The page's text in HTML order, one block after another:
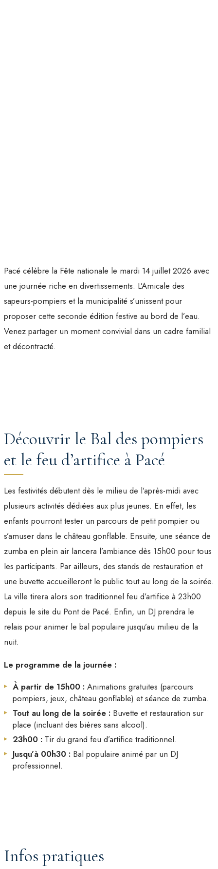
Pacé célèbre la Fête nationale le mardi 14 juillet 2026 avec
une journée riche en divertissements. L’Amicale des
sapeurs-pompiers et la municipalité s’unissent pour
proposer cette seconde édition festive au bord de l’eau.
Venez partager un moment convivial dans un cadre familial
et décontracté.
Découvrir le Bal des pompiers
et le feu d’artifice à Pacé
Les festivités débutent dès le milieu de l’après-midi avec
plusieurs activités dédiées aux plus jeunes. En effet, les
enfants pourront tester un parcours de petit pompier ou
s’amuser dans le château gonflable. Ensuite, une séance de
zumba en plein air lancera l’ambiance dès 15h00 pour tous
les participants. Par ailleurs, des stands de restauration et
une buvette accueilleront le public tout au long de la soirée.
La ville tirera alors son traditionnel feu d’artifice à 23h00
depuis le site du Pont de Pacé. Enfin, un DJ prendra le
relais pour animer le bal populaire jusqu’au milieu de la
nuit.
Le programme de la journée :
À partir de 15h00 : Animations gratuites (parcours
pompiers, jeux, château gonflable) et séance de zumba.
Tout au long de la soirée : Buvette et restauration sur
place (incluant des bières sans alcool).
23h00 : Tir du grand feu d’artifice traditionnel.
Jusqu’à 00h30 : Bal populaire animé par un DJ
professionnel.
Infos pratiques